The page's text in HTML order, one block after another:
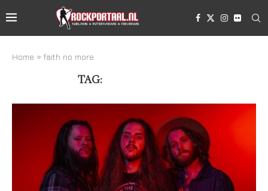
Home » faith no more
TAG: